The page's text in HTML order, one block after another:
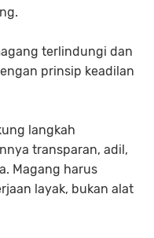
terlindungi dan
prinsip keadilan
langkah
transparan, adil,
Magang harus
layak, bukan alat